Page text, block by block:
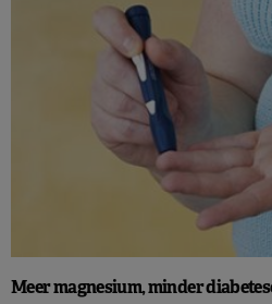
Meer magnesium, minder